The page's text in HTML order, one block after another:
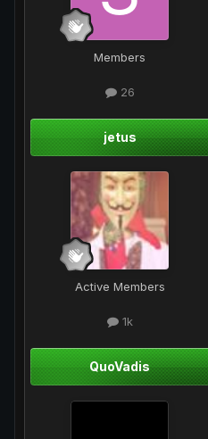
Members
26
jetus
Active Members
1k
QuoVadis